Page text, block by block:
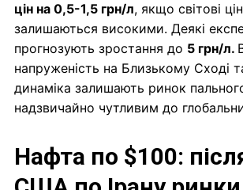
цін на 0,5-1,5 грн/л, якщо світові
залишаються високими. Деякі
прогнозують зростання до 5 грн/л.
напруженість на Близькому Сході
динаміка залишають ринок
надзвичайно чутливим до
Нафта по $100: